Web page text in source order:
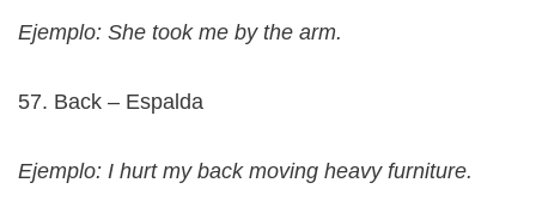
Ejemplo: She took me by the arm.
57. Back – Espalda
Ejemplo: I hurt my back moving heavy furniture.